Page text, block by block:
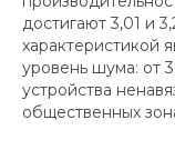
достигают 3,01 и
характеристикой
уровень шума: от
устройства
общественных